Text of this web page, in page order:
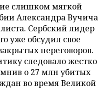
слишком мягкой
Александра Вучича
Сербский лидер
уже обсудил свое
переговоров.
следовало жестко
о 27 млн убитых
во время Великой